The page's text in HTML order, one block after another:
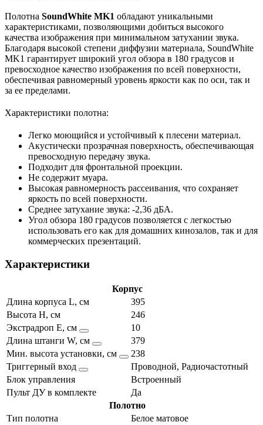
Полотна SoundWhite MK1 обладают уникальными
характеристиками, позволяющими добиться высокого
качества изображения при минимальном затухании звука.
Благодаря высокой степени диффузии материала, SoundWhite
MK1 гарантирует широкий угол обзора в 180 градусов и
превосходное качество изображения по всей поверхности,
обеспечивая равномерный уровень яркости как по оси, так и
за ее пределами.
Характеристики полотна:
Легко моющийся и устойчивый к плесени материал.
Акустически прозрачная поверхность, обеспечивающая
превосходную передачу звука.
Подходит для фронтальной проекции.
Не содержит муара.
Высокая равномерность рассеивания, что сохраняет
яркость по всей поверхности.
Среднее затухание звука: -2,36 дБА.
Угол обзора 180 градусов позволяется с легкостью
использовать его как для домашних кинозалов, так и для
коммерческих презентаций.
Характеристики
Корпус
Длина корпуса L, см
395
Высота H, см
246
Экстрадроп E, см
10
Длина штанги W, см
379
Мин. высота установки, см
238
Триггерный вход
Проводной, Радиочастотный
Блок управления
Встроенный
Пульт ДУ в комплекте
Да
Полотно
Тип полотна
Белое матовое